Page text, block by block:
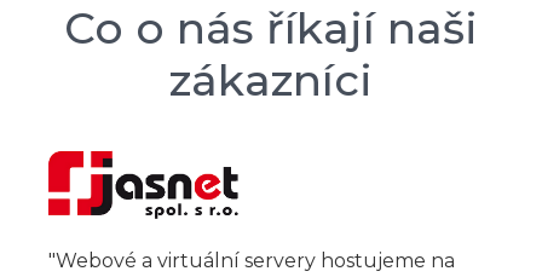
Co o nás říkají naši
zákazníci
"Webové a virtuální servery hostujeme na